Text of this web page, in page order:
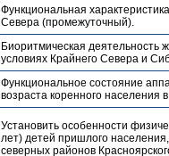
Функциональная
Севера (промежуточный).
Биоритмическая деятельность
условиях Крайнего Севера и
Функциональное состояние
возраста коренного населения
Установить особенности
лет) детей пришлого
северных районов